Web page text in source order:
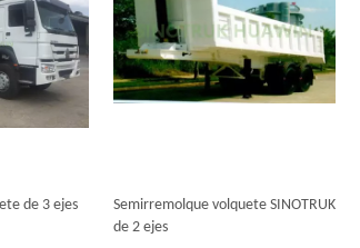
de 3 ejes
Semirremolque volquete SINOTRUK
de 2 ejes